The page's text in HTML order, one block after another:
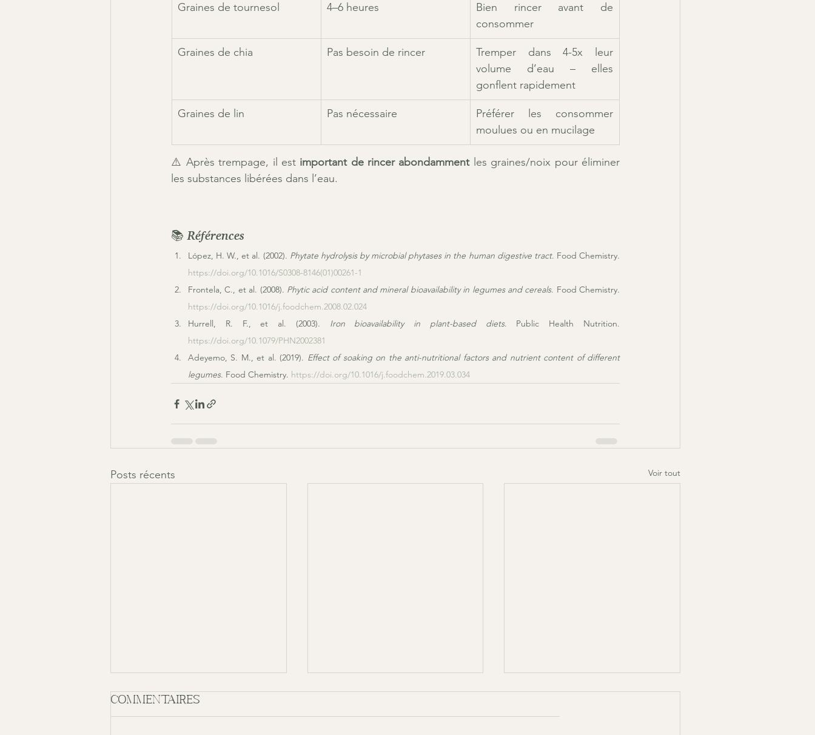
Graines de tournesol 4–6 heures
Bien rincer avant de
consommer
Graines de chia Pas besoin de rincer
Tremper dans 4-5x leur
volume d’eau – elles
gonflent rapidement
Graines de lin Pas nécessaire
Préférer les consommer
moulues ou en mucilage
⚠️ Après trempage, il est important de rincer abondamment les graines/noix pour éliminer
les substances libérées dans l’eau.
📚 Références
López, H. W., et al. (2002). Phytate hydrolysis by microbial phytases in the human digestive tract
https://doi.org/10.1016/S0308-8146(01)00261-1
Frontela, C., et al. (2008). Phytic acid content and mineral bioavailability in legumes and cereals
https://doi.org/10.1016/j.foodchem.2008.02.024
Hurrell, R. F., et al. (2003). Iron bioavailability in plant-based diets
https://doi.org/10.1079/PHN2002381
Adeyemo, S. M., et al. (2019). Effect of soaking on the anti-nutritional factors and nutrient content of different
legumes. Food Chemistry. https://doi.org/10.1016/j.foodchem.2019.03.034
Posts récents Voir tout
Commentaires